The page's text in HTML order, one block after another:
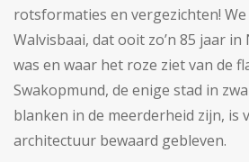
rotsformaties en vergezichten!
Walvisbaai, dat ooit zo’n 85 jaar
was en waar het roze ziet van de
Swakopmund, de enige stad in
blanken in de meerderheid zijn, is
architectuur bewaard gebleven.